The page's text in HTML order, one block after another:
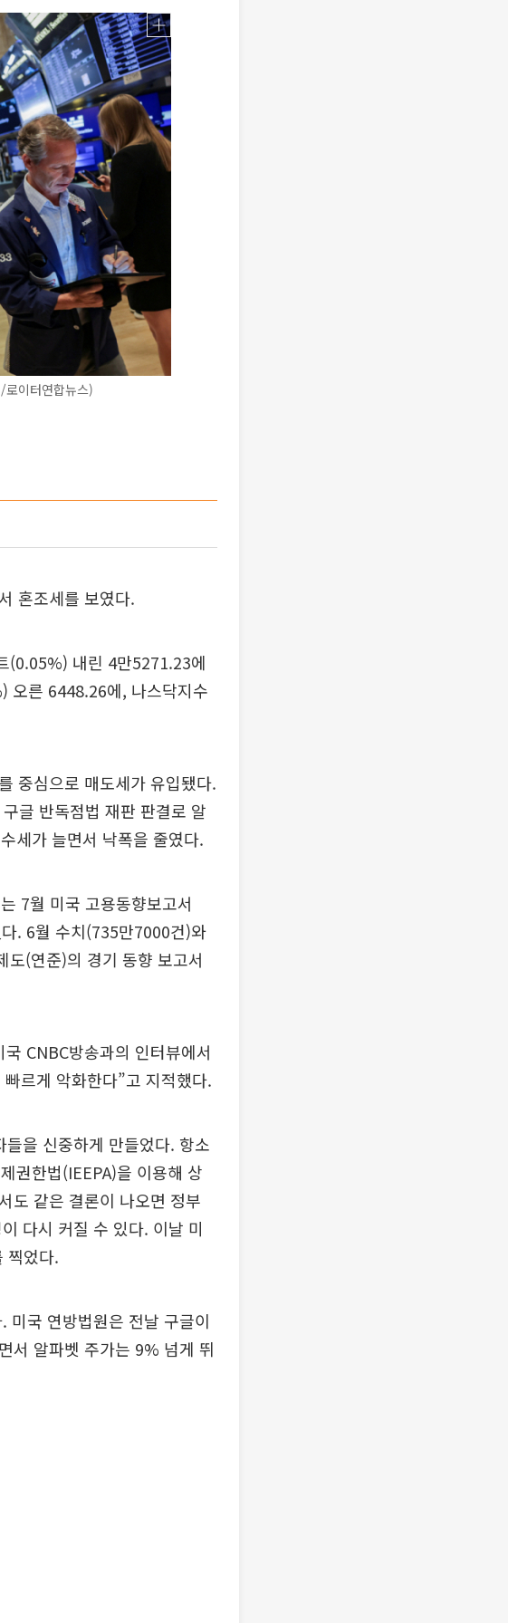
이터연합뉴스)
혼조세를 보였다.
(0.05%) 내린 4만5271.23에
오른 6448.26에, 나스닥지수
중심으로 매도세가 유입됐다.
글 반독점법 재판 판결로 알
세가 늘면서 낙폭을 줄였다.
7월 미국 고용동향보고서
. 6월 수치(735만7000건)와
(연준)의 경기 동향 보고서
CNBC방송과의 인터뷰에서
르게 악화한다”고 지적했다.
을 신중하게 만들었다. 항소
권한법(IEEPA)을 이용해 상
도 같은 결론이 나오면 정부
다시 커질 수 있다. 이날 미
찍었다.
미국 연방법원은 전날 구글이
서 알파벳 주가는 9% 넘게 뛰